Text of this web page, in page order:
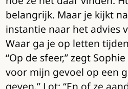
belangrijk. Maar je kijkt
instantie naar het advies
Waar ga je op letten
“Op de sfeer,” zegt
voor mijn gevoel op een